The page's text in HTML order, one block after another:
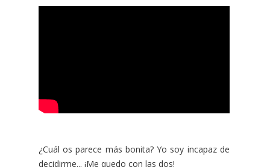
¿Cuál os parece más bonita? Yo soy incapaz de
decidirme... ¡Me quedo con las dos!